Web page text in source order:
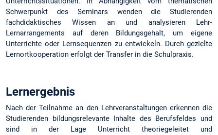
Schwerpunkt des Seminars wenden die Studierenden
fachdidaktisches Wissen an und analysieren Lehr-
Lernarrangements auf deren Bildungsgehalt, um eigene
Unterrichte oder Lernsequenzen zu entwickeln. Durch gezielte
Lernortkooperation erfolgt der Transfer in die Schulpraxis.
Lernergebnis
Nach der Teilnahme an den Lehrveranstaltungen erkennen die
Studierenden bildungsrelevante Inhalte des Berufsfeldes und
sind in der Lage Unterricht theoriegeleitet und